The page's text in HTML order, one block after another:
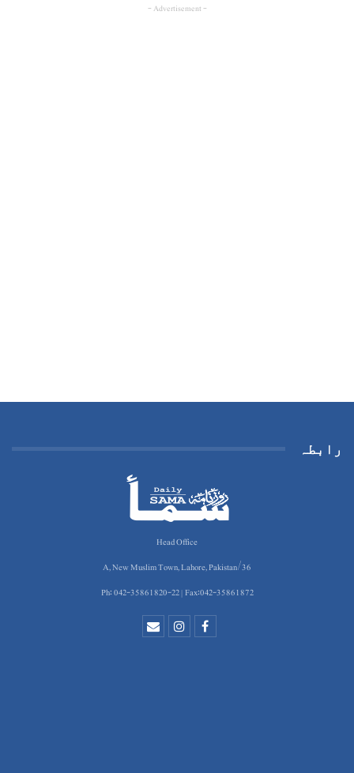
- Advertisement -
رابطہ
Head Office
36/A, New Muslim Town, Lahore, Pakistan
Ph: 042-35861820-22 | Fax:042-35861872